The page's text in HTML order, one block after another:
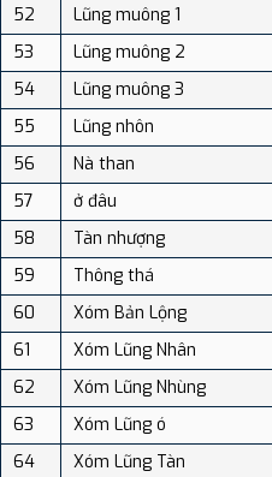
52 Lũng muông 1
53
Lũng muông 2
54
Lũng muông 3
55
Lũng nhôn
56
Nà than
57
ở đâu
58
Tàn nhượng
59
Thông thá
60
Xóm Bản Lộng
61
Xóm Lũng Nhân
62
Xóm Lũng Nhùng
63
Xóm Lũng ó
64
Xóm Lũng Tàn